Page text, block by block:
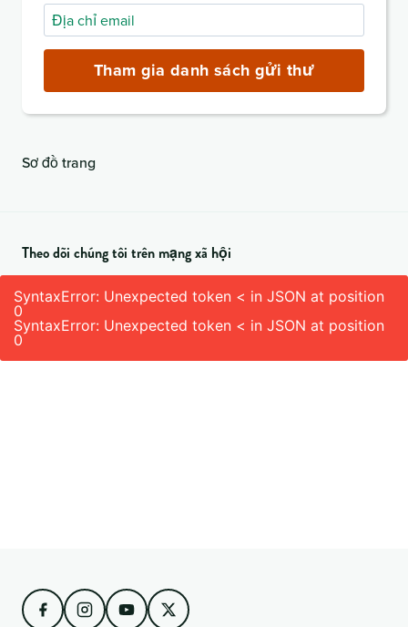
Địa
chỉ
(bắt
buộc)
Tham gia danh sách gửi thư
Sơ đồ trang
Theo dõi chúng tôi trên mạng xã hội
SyntaxError: Unexpected token < in JSON at position
0
SyntaxError: Unexpected token < in JSON at position
0